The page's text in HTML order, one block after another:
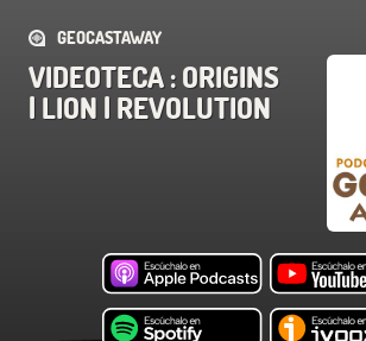
GEOCASTAWAY
VIDEOTECA : ORIGINS
| LION | REVOLUTION